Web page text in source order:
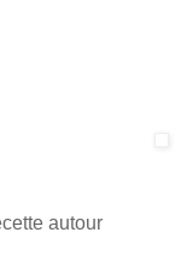
autour